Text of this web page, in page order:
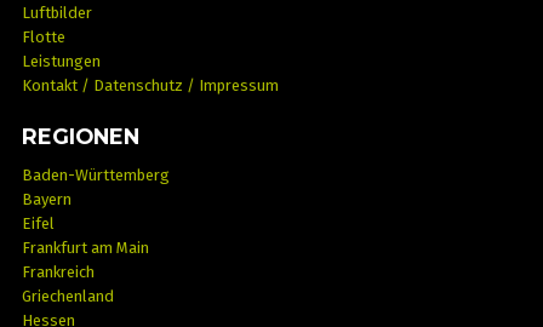
Luftbilder
Flotte
Leistungen
Kontakt / Datenschutz / Impressum
REGIONEN
Baden-Württemberg
Bayern
Eifel
Frankfurt am Main
Frankreich
Griechenland
Hessen